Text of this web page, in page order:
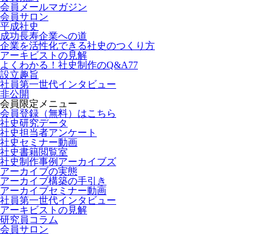
会員メールマガジン
会員サロン
平成社史
成功長寿企業への道
企業を活性化できる社史のつくり方
アーキビストの見解
よくわかる！社史制作のQ&A77
設立趣旨
社員第一世代インタビュー
非公開
会員限定メニュー
会員登録（無料）はこちら
社史研究データ
社史担当者アンケート
社史セミナー動画
社史書籍閲覧室
社史制作事例アーカイブズ
アーカイブの実態
アーカイブ構築の手引き
アーカイブセミナー動画
社員第一世代インタビュー
アーキビストの見解
研究員コラム
会員サロン